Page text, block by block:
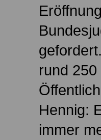
rund
Hennig:
immer